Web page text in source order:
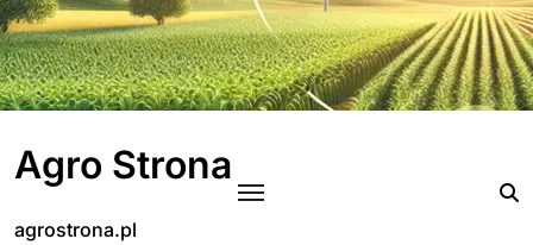
Skip
to
content
Agro Strona
agrostrona.pl